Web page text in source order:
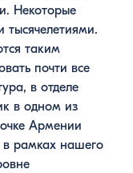
Некоторые
тысячелетиями.
таким
почти все
в отделе
в одном из
Армении
в рамках нашего